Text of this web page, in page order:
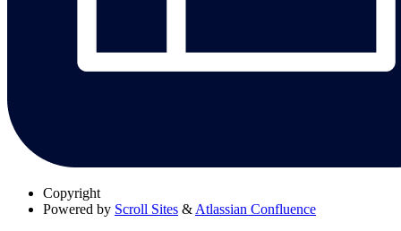
Copyright
Powered by Scroll Sites & Atlassian Confluence